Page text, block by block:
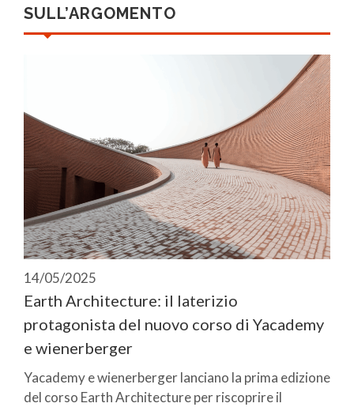
SULL’ARGOMENTO
14/05/2025
Earth Architecture: il laterizio
protagonista del nuovo corso di Yacademy
e wienerberger
Yacademy e wienerberger lanciano la prima edizione
del corso Earth Architecture per riscoprire il